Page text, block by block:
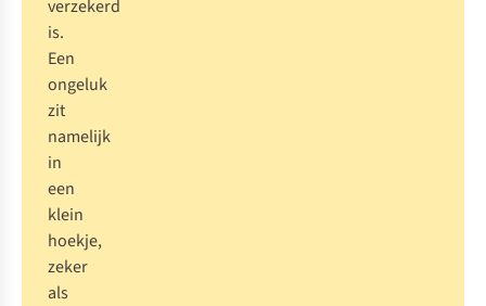
verzekerd
is.
Een
ongeluk
zit
namelijk
in
een
klein
hoekje,
zeker
als